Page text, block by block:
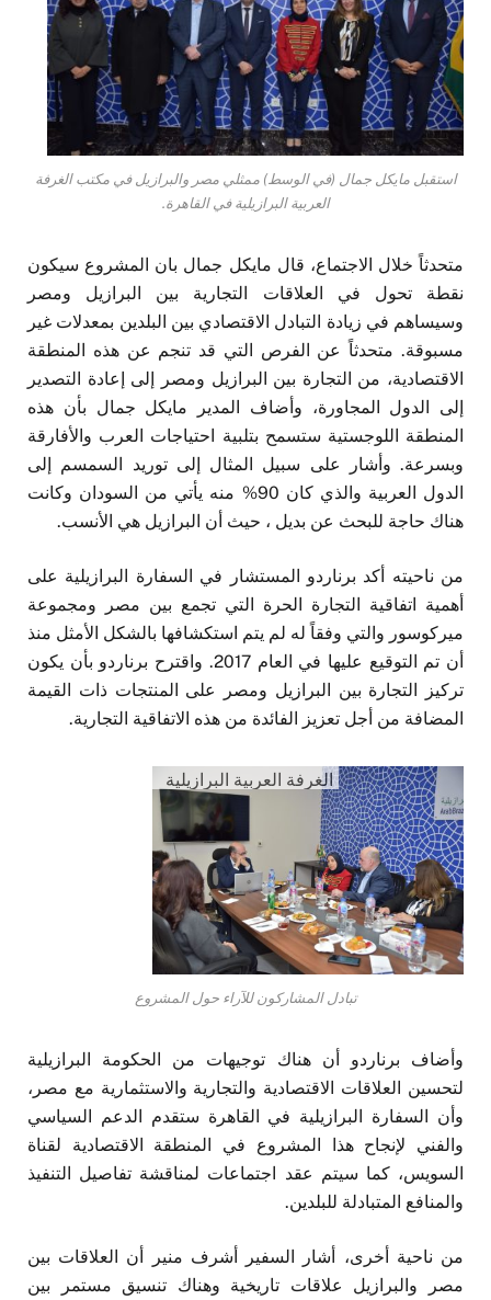
استقبل مايكل جمال (في الوسط) ممثلي مصر والبرازيل في مكتب الغرفة
العربية البرازيلية في القاهرة.
متحدثاً خلال الاجتماع، قال مايكل جمال بان المشروع سيكون
نقطة تحول في العلاقات التجارية بين البرازيل ومصر
وسيساهم في زيادة التبادل الاقتصادي بين البلدين بمعدلات غير
مسبوقة. متحدثاً عن الفرص التي قد تنجم عن هذه المنطقة
الاقتصادية، من التجارة بين البرازيل ومصر إلى إعادة التصدير
إلى الدول المجاورة، وأضاف المدير مايكل جمال بأن هذه
المنطقة اللوجستية ستسمح بتلبية احتياجات العرب والأفارقة
وبسرعة. وأشار على سبيل المثال إلى توريد السمسم إلى
الدول العربية والذي كان 90% منه يأتي من السودان وكانت
هناك حاجة للبحث عن بديل ، حيث أن البرازيل هي الأنسب.
من ناحيته أكد برناردو المستشار في السفارة البرازيلية على
أهمية اتفاقية التجارة الحرة التي تجمع بين مصر ومجموعة
ميركوسور والتي وفقاً له لم يتم استكشافها بالشكل الأمثل منذ
أن تم التوقيع عليها في العام 2017. واقترح برناردو بأن يكون
تركيز التجارة بين البرازيل ومصر على المنتجات ذات القيمة
المضافة من أجل تعزيز الفائدة من هذه الاتفاقية التجارية.
الغرفة العربية البرازيلية
تبادل المشاركون للآراء حول المشروع
وأضاف برناردو أن هناك توجيهات من الحكومة البرازيلية
لتحسين العلاقات الاقتصادية والتجارية والاستثمارية مع مصر،
وأن السفارة البرازيلية في القاهرة ستقدم الدعم السياسي
والفني لإنجاح هذا المشروع في المنطقة الاقتصادية لقناة
السويس، كما سيتم عقد اجتماعات لمناقشة تفاصيل التنفيذ
والمنافع المتبادلة للبلدين.
من ناحية أخرى، أشار السفير أشرف منير أن العلاقات بين
مصر والبرازيل علاقات تاريخية وهناك تنسيق مستمر بين